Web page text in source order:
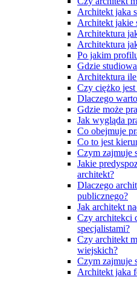
Architekt jaka
Architekt jakie
Architektura
Architektura
Po jakim
Gdzie
Architektura
Czy ciężko jest
Dlaczego
Gdzie może
Jak wygląda
Co obejmuje
Co to jest
Czym zajmuje
Jakie
architekt?
Dlaczego
publicznego?
Jak architekt
Czy architekci
specjalistami?
Czy architekt
wiejskich?
Czym zajmuje
Architekt jaka